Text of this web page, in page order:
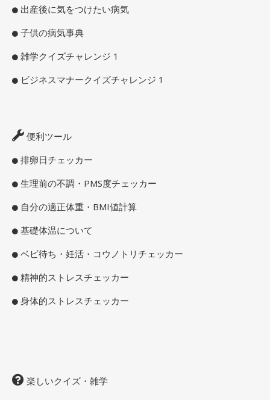
出産後に気をつけたい病気
子供の病気事典
雑学クイズチャレンジ 1
ビジネスマナークイズチャレンジ 1
便利ツール
排卵日チェッカー
生理前の不調・PMS度チェッカー
自分の適正体重・BMI値計算
基礎体温について
ベビ待ち・妊活・コウノトリチェッカー
精神的ストレスチェッカー
身体的ストレスチェッカー
楽しいクイズ・雑学